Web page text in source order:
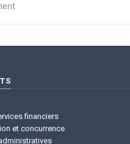
financiers
et concurrence